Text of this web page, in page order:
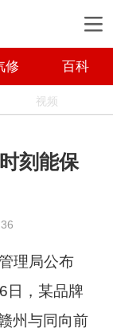
修 百科
视频
刻能保
理局公布
日，某品牌
州与同向前